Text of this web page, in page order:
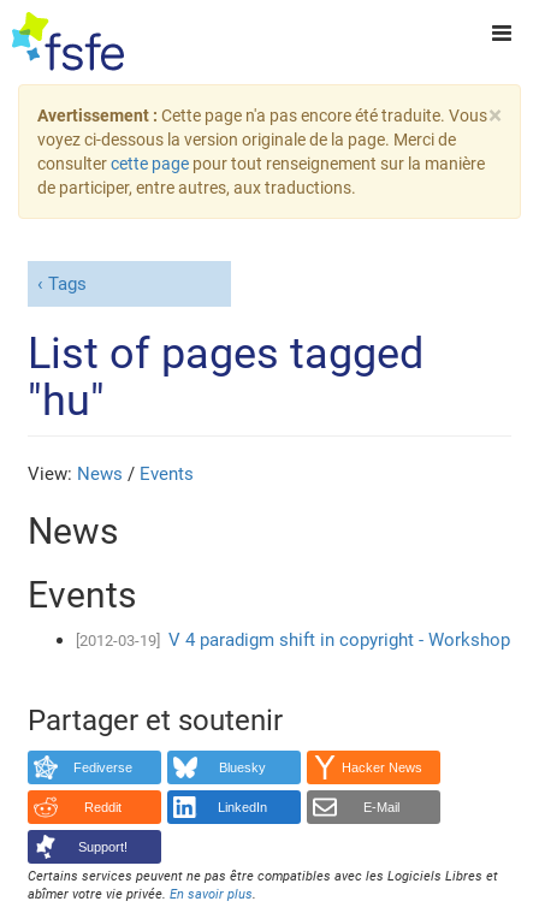
×
Avertissement : Cette page n'a pas encore été traduite. Vous
voyez ci-dessous la version originale de la page. Merci de
consultercette page pour tout renseignement sur la manière
de participer, entre autres, aux traductions.
Tags
List of pages tagged
"hu"
View: News / Events
News
Events
[2012-03-19] V 4 paradigm shift in copyright - Workshop
Partager et soutenir
Fediverse Bluesky Hacker News
Reddit LinkedIn E-Mail
Support!
Certains services peuvent ne pas être compatibles avec les Logiciels Libres et
abîmer votre vie privée.En savoir plus.